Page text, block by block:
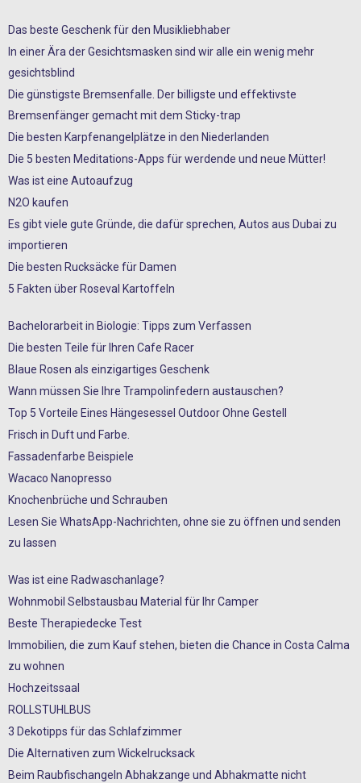
Das beste Geschenk für den Musikliebhaber
In einer Ära der Gesichtsmasken sind wir alle ein wenig mehr
gesichtsblind
Die günstigste Bremsenfalle. Der billigste und effektivste
Bremsenfänger gemacht mit dem Sticky-trap
Die besten Karpfenangelplätze in den Niederlanden
Die 5 besten Meditations-Apps für werdende und neue Mütter!
Was ist eine Autoaufzug
N2O kaufen
Es gibt viele gute Gründe, die dafür sprechen, Autos aus Dubai zu
importieren
Die besten Rucksäcke für Damen
5 Fakten über Roseval Kartoffeln
Bachelorarbeit in Biologie: Tipps zum Verfassen
Die besten Teile für Ihren Cafe Racer
Blaue Rosen als einzigartiges Geschenk
Wann müssen Sie Ihre Trampolinfedern austauschen?
Top 5 Vorteile Eines Hängesessel Outdoor Ohne Gestell
Frisch in Duft und Farbe.
Fassadenfarbe Beispiele
Wacaco Nanopresso
Knochenbrüche und Schrauben
Lesen Sie WhatsApp-Nachrichten, ohne sie zu öffnen und senden
zu lassen
Was ist eine Radwaschanlage?
Wohnmobil Selbstausbau Material für Ihr Camper
Beste Therapiedecke Test
Immobilien, die zum Kauf stehen, bieten die Chance in Costa Calma
zu wohnen
Hochzeitssaal
ROLLSTUHLBUS
3 Dekotipps für das Schlafzimmer
Die Alternativen zum Wickelrucksack
Beim Raubfischangeln Abhakzange und Abhakmatte nicht